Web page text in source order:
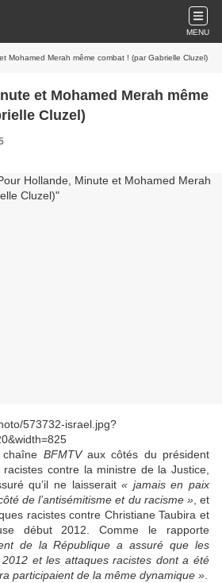
MENU
Mohamed Merah même combat ! (par Gabrielle Cluzel)
et Mohamed Merah même
Cluzel)
BFMTVaux côtés du président
contre la ministre de la Justice,
qu’il ne laisserait« jamais en paix
de l’antisémitisme et du racisme », et
racistes contre Christiane Taubira et
début 2012. Comme le rapporte
de la République a assuré que les
et les attaques racistes dont a été
participaient de la même dynamique »